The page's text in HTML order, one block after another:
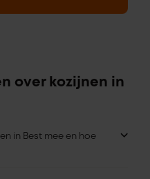
over kozijnen in
in Best mee en hoe